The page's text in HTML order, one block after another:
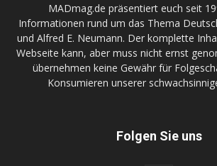
MADmag.de präsentiert euch seit
Informationen rund um das Thema
und Alfred E. Neumann. Der komplette
Webseite kann, aber muss nicht ernst
übernehmen keine Gewähr für
Konsumieren unserer
Folgen Sie uns